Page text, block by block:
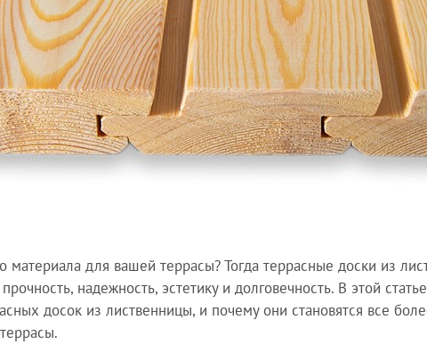
материала для вашей террасы? Тогда террасные доски из
надежность, эстетику и долговечность. В этой
досок из лиственницы, и почему они становятся все